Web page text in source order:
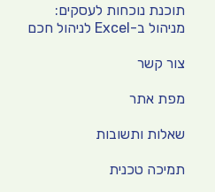
תוכנת נוכחות לעסקים:
מניהול ב-Excel לניהול חכם
צור קשר
מפת אתר
שאלות ותשובות
תמיכה טכנית